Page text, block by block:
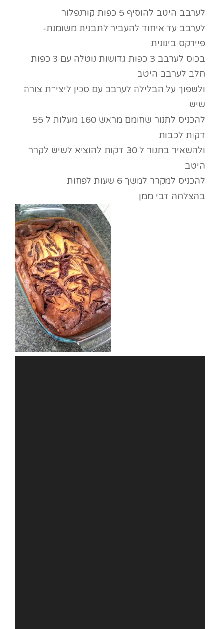
לערבב היטב להוסיף 5 כפות קורנפלור
לערבב עד איחוד להעביר לתבנית משומנת-
פיירקס בינונית
בכוס לערבב 3 כפות גדושות נוטלה עם 3 כפות
חלב לערבב היטב
ולשפוך על הבלילה לערבב עם סכין ליצירת צורה
שיש
להכניס לתנור שחומם מראש 160 מעלות ל 55
דקות לכבות
ולהשאיר בתנור ל 30 דקות להוציא לשיש לקרר
היטב
להכניס למקרר למשך 6 שעות לפחות
בהצלחה דבי ממן